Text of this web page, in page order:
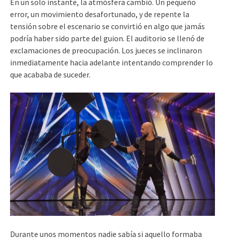
En un solo instante, la atmósfera cambió. Un pequeño
error, un movimiento desafortunado, y de repente la
tensión sobre el escenario se convirtió en algo que jamás
podría haber sido parte del guion. El auditorio se llenó de
exclamaciones de preocupación. Los jueces se inclinaron
inmediatamente hacia adelante intentando comprender lo
que acababa de suceder.
Durante unos momentos nadie sabía si aquello formaba